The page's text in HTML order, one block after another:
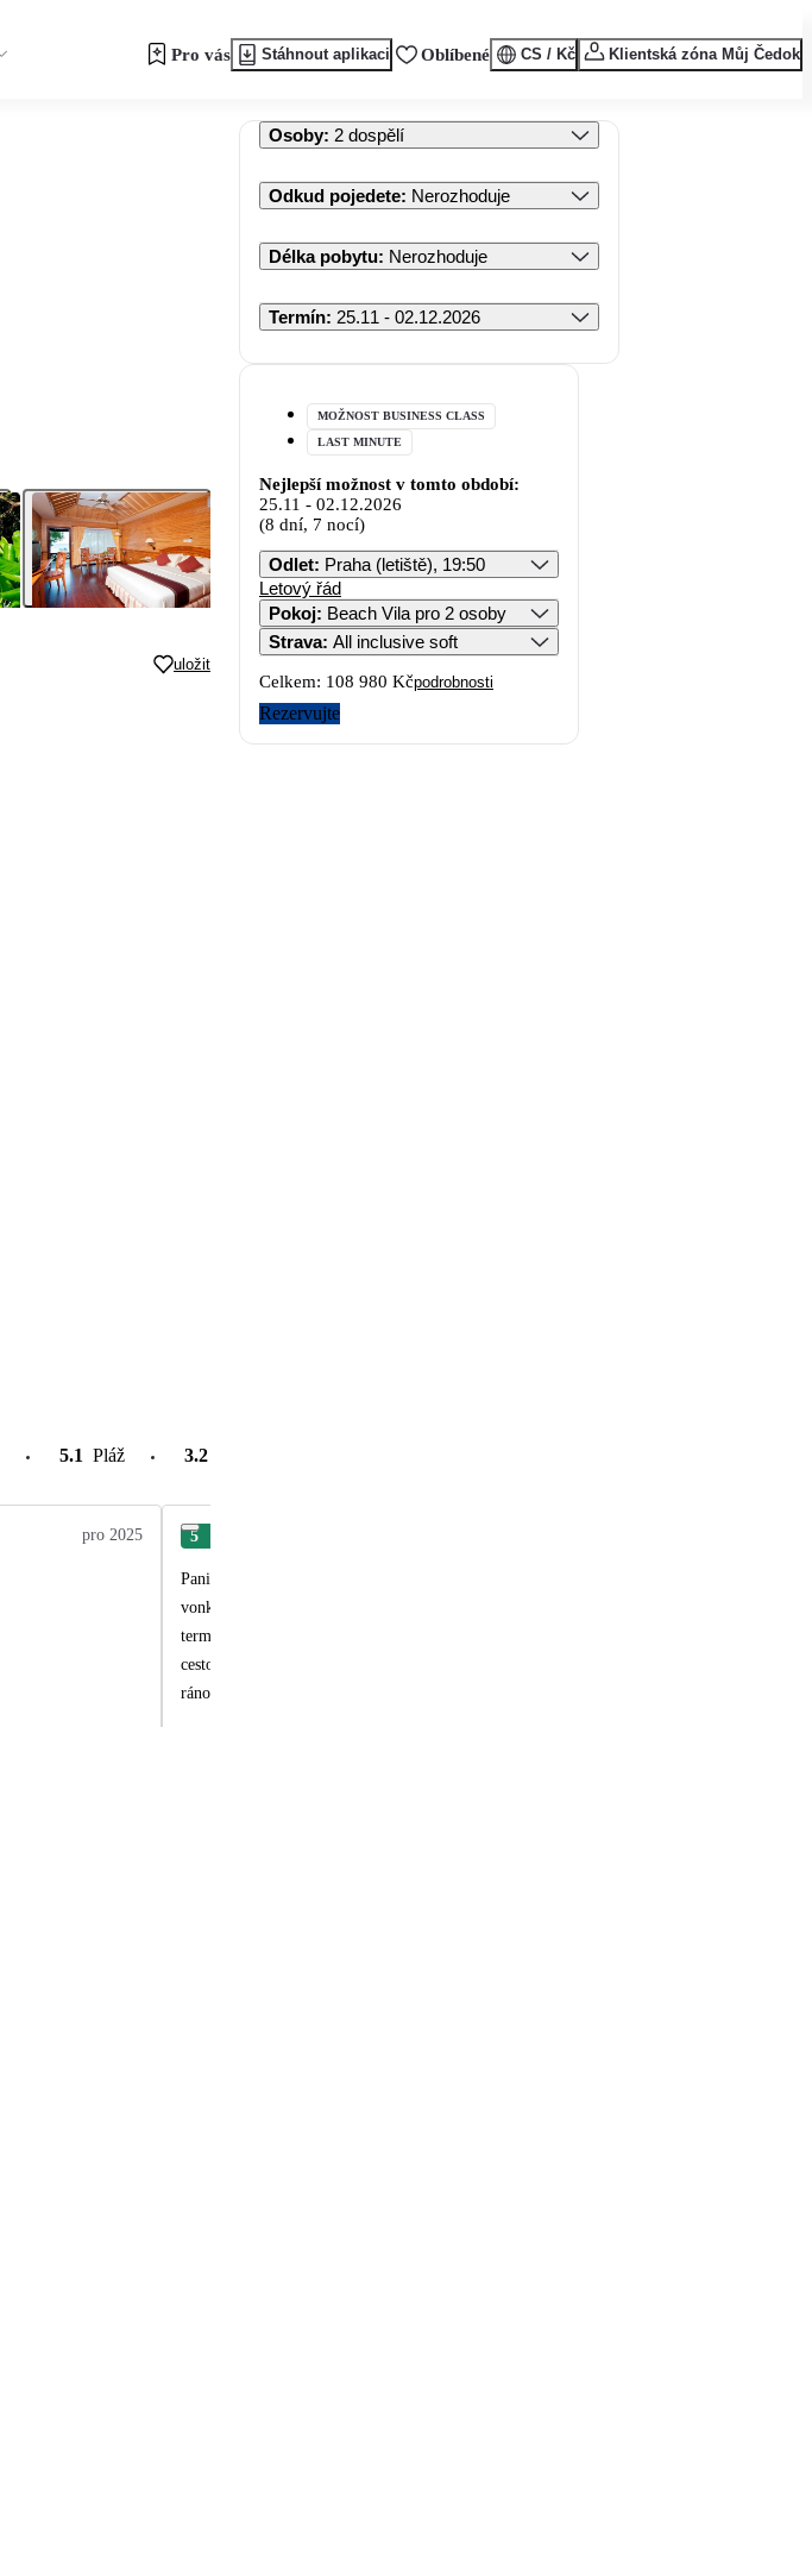
Pro vás Stáhnout aplikaci Oblíbené CS / Kč Klientská zóna Můj Čedok
uložit
5.1 Pláž 3.2
pro 2025 5
Pani delegátka nebola potrebná, takže tu z dovolením nevieme ohodnotiť. Malinko je
vonkajšia, takže sme tam mali komárov, aj keď sme sa snažili nesvietiť. Komárov sme mali
termíne minulý rok na ostrove o pár minút vedľa nemali. Postreky ale vraj robia 2x denne.
cestou naspäť skoro ráno bol absolútne zbytočný - cestou tam o nič lepšie, ale človek aspoň
ráno. Nabudúce dáme hotel, ktorý povoľuje hydroplán, to je konfortnejšie. Každopádne
Osoby: 2 dospělí
Odkud pojedete: Nerozhoduje
Délka pobytu: Nerozhoduje
Termín: 25.11 - 02.12.2026
MOŽNOST BUSINESS CLASS
LAST MINUTE
Nejlepší možnost v tomto období:
25.11 - 02.12.2026
(8 dní, 7 nocí)
Odlet: Praha (letiště), 19:50
Letový řád
Pokoj: Beach Vila pro 2 osoby
Strava: All inclusive soft
Celkem: 108 980 Kčpodrobnosti
Rezervujte